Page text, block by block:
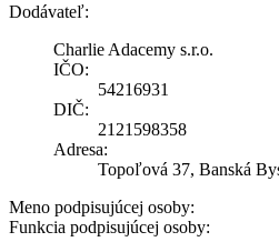
Dodávateľ:
Charlie Adacemy s.r.o.
IČO:
54216931
DIČ:
2121598358
Adresa:
Topoľová 37, Banská
Meno podpisujúcej osoby:
Funkcia podpisujúcej osoby: